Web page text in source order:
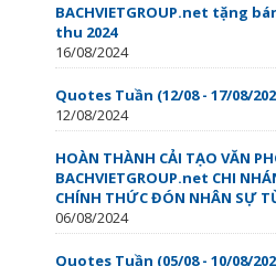
BACHVIETGROUP.net tặng
thu 2024
16/08/2024
Quotes Tuần (12/08 - 17/08/
12/08/2024
HOÀN THÀNH CẢI TẠO VĂN
BACHVIETGROUP.net CHI
CHÍNH THỨC ĐÓN NHÂN SỰ
06/08/2024
Quotes Tuần (05/08 - 10/08/